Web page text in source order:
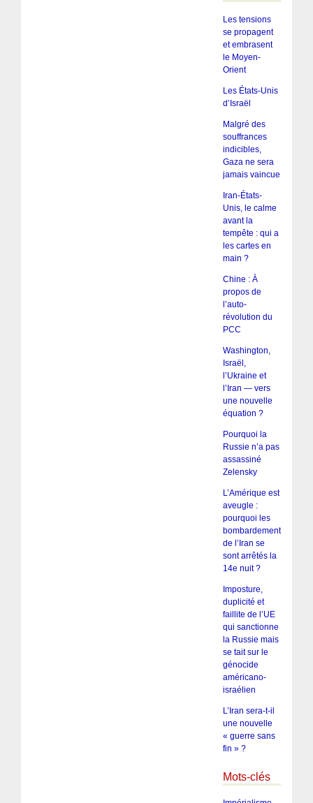
Les tensions
se propagent
et embrasent
le Moyen-
Orient
Les États-Unis
d’Israël
Malgré des
souffrances
indicibles,
Gaza ne sera
jamais vaincue
Iran-États-
Unis, le calme
avant la
tempête : qui a
les cartes en
main ?
Chine : À
propos de
l’auto-
révolution du
PCC
Washington,
Israël,
l’Ukraine et
l’Iran — vers
une nouvelle
équation ?
Pourquoi la
Russie n’a pas
assassiné
Zelensky
L’Amérique est
aveugle :
pourquoi les
bombardements
de l’Iran se
sont arrêtés la
14e nuit ?
Imposture,
duplicité et
faillite de l’UE
qui sanctionne
la Russie mais
se tait sur le
génocide
américano-
israélien
L’Iran sera-t-il
une nouvelle
« guerre sans
fin » ?
Mots-clés